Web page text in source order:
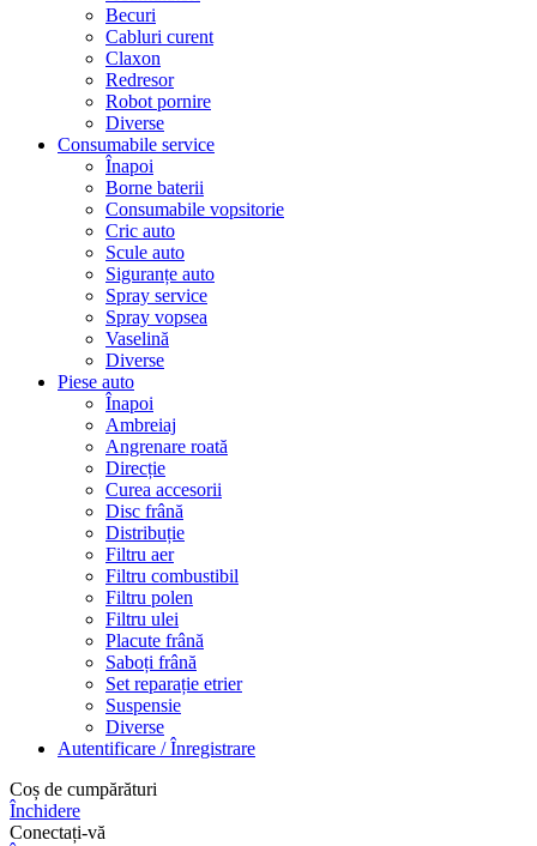
Becuri
Cabluri curent
Claxon
Redresor
Robot pornire
Diverse
Consumabile service
Înapoi
Borne baterii
Consumabile vopsitorie
Cric auto
Scule auto
Siguranțe auto
Spray service
Spray vopsea
Vaselină
Diverse
Piese auto
Înapoi
Ambreiaj
Angrenare roată
Direcție
Curea accesorii
Disc frână
Distribuție
Filtru aer
Filtru combustibil
Filtru polen
Filtru ulei
Placute frână
Saboți frână
Set reparație etrier
Suspensie
Diverse
Autentificare / Înregistrare
Coș de cumpărături
Închidere
Conectați-vă